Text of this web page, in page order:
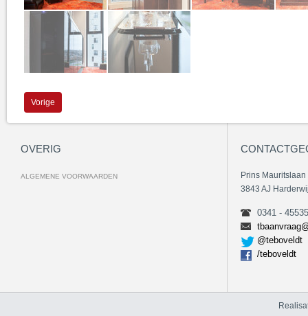
Vorige
OVERIG
ALGEMENE VOORWAARDEN
Prins Mauritslaan
3843 AJ
0341 -
@teboveldt
/teboveldt